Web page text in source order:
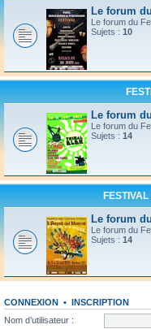
Le forum
Le forum du
Sujets : 10
Le forum
Le forum du
Sujets : 14
Le forum
Le forum du
Sujets : 14
CONNEXION • INSCRIPTION
Nom d’utilisateur :